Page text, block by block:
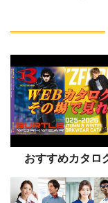
おすすめカタロ